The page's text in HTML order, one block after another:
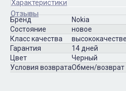
Характеристики
Отзывы
Бренд
Nokia
Состояние
новое
Класс качества
Гарантия
14 дней
Цвет
Черный
Условия возвратаОбмен/возврат